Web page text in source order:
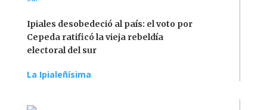
Ipiales desobedeció al país: el voto por
Cepeda ratificó la vieja rebeldía
electoral del sur
La Ipialeñísima